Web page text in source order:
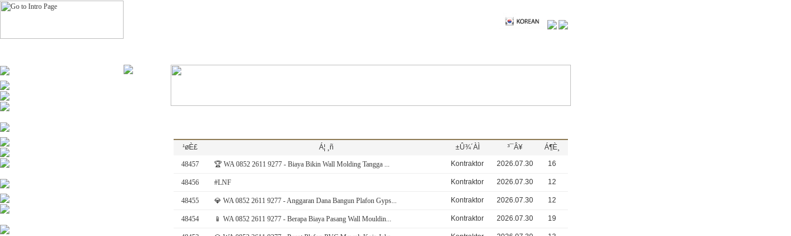
¹øÈ£ Á¦ ¸ñ ±Û¾´ÀÌ ³¯Â¥ Á¶È¸
48457 🏆 WA 0852 2611 9277 - Biaya Bikin Wall Molding Tangga ... Kontraktor 2026.07.30 16
48456 #LNF Kontraktor 2026.07.30 12
48455 💎 WA 0852 2611 9277 - Anggaran Dana Bangun Plafon Gyps... Kontraktor 2026.07.30 12
48454 📱 WA 0852 2611 9277 - Berapa Biaya Pasang Wall Mouldin... Kontraktor 2026.07.30 19